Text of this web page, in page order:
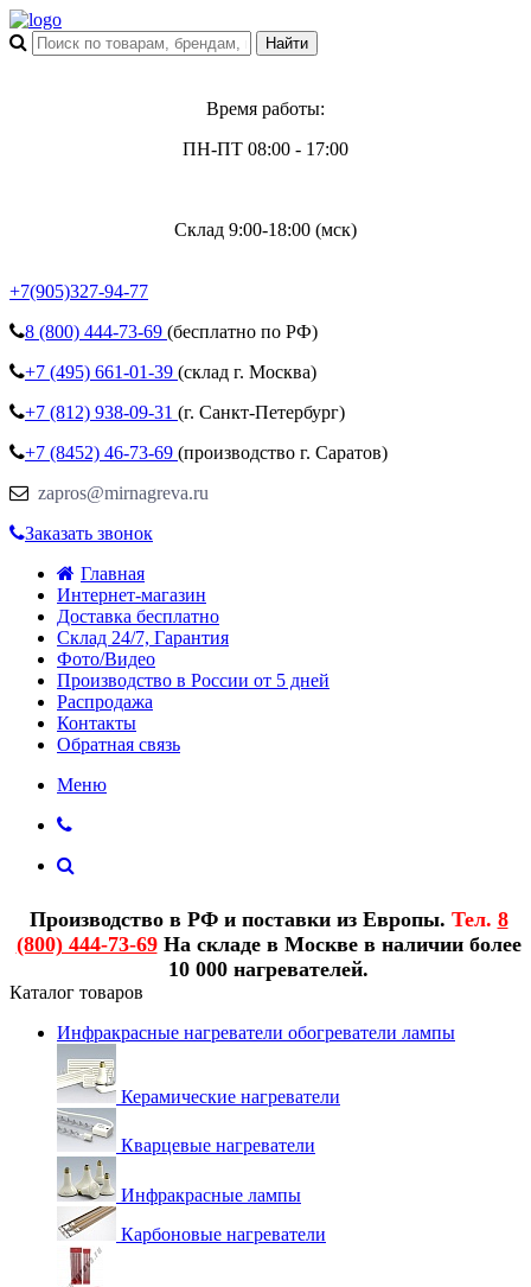
Время работы:
ПН-ПТ 08:00 - 17:00
Склад 9:00-18:00 (мск)
+7(905)327-94-77
8 (800) 444-73-69 (бесплатно по РФ)
+7 (495) 661-01-39 (склад г. Москва)
+7 (812) 938-09-31 (г. Санкт-Петербург)
+7 (8452) 46-73-69 (производство г. Саратов)
zapros@mirnagreva.ru
Заказать звонок
Главная
Интернет-магазин
Доставка бесплатно
Склад 24/7, Гарантия
Фото/Видео
Производство в России от 5 дней
Распродажа
Контакты
Обратная связь
Меню
Производство в РФ и поставки из Европы. Тел. 8
(800) 444-73-69На складе в Москве в наличии более
10 000 нагревателей.
Каталог товаров
Инфракрасные нагреватели обогреватели лампы
Керамические нагреватели
Кварцевые нагреватели
Инфракрасные лампы
Карбоновые нагреватели